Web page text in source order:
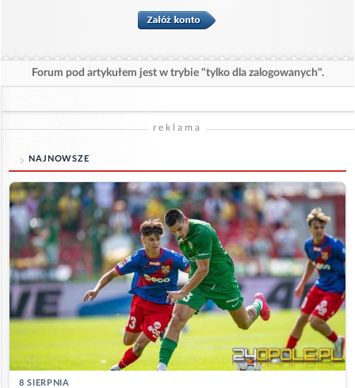
Forum pod artykułem jest w trybie "tylko dla zalogowanych".
reklama
NAJNOWSZE
8 SIERPNIA